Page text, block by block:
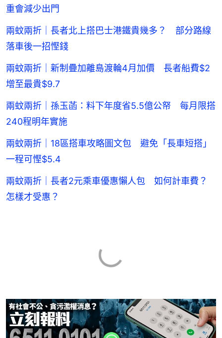
重會減少出門
兩蚊兩折｜長者北上搭巴士港鐵貴幾多？ 部分路線
落車後一招慳錢
兩蚊兩折｜新制疊加離島渡輪4月加價 長者船費$2
增至最貴$9.7
兩蚊兩折｜孫玉菡：料下年度省5.5億公帑 每月限搭
240程明年實施
兩蚊兩折｜18區搭車攻略圖文包 避免「長車短搭」
一程可慳$5.4
兩蚊兩折｜長者2元乘車優惠懶人包 如何計車費？
怎樣才受惠？